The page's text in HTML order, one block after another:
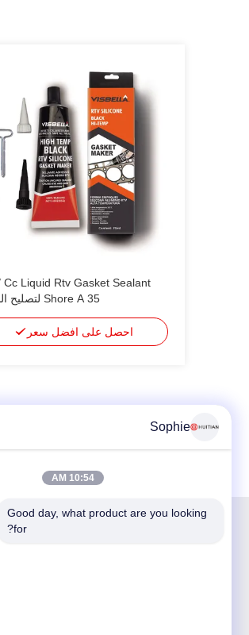
Shore A 35 لتصليح السيارات
احصل على افضل سعر
Sophie
10:54 AM
Good day, what product are you looking
for?